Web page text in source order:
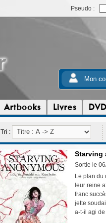
Pseudo :
Mon
Artbooks Livres DVD
Tri :
Starving
Sortie le
Le plan du
leur reine
franc
jette
a-t-il agi